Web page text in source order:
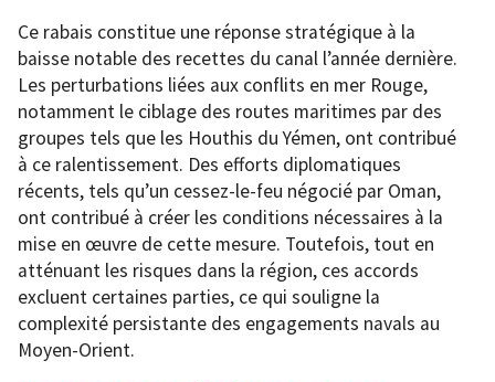
Ce rabais constitue une réponse stratégique à la
baisse notable des recettes du canal l’année dernière.
Les perturbations liées aux conflits en mer Rouge,
notamment le ciblage des routes maritimes par des
groupes tels que les Houthis du Yémen, ont contribué
à ce ralentissement. Des efforts diplomatiques
récents, tels qu’un cessez-le-feu négocié par Oman,
ont contribué à créer les conditions nécessaires à la
mise en œuvre de cette mesure. Toutefois, tout en
atténuant les risques dans la région, ces accords
excluent certaines parties, ce qui souligne la
complexité persistante des engagements navals au
Moyen-Orient.